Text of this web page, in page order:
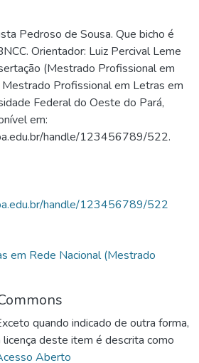
Pedroso de Sousa. Que bicho é
Orientador: Luiz Percival Leme
(Mestrado Profissional em
Profissional em Letras em
Federal do Oeste do Pará,
em:
handle/123456789/522.
handle/123456789/522
em Rede Nacional (Mestrado
quando indicado de outra forma,
licença deste item é descrita como
Aberto